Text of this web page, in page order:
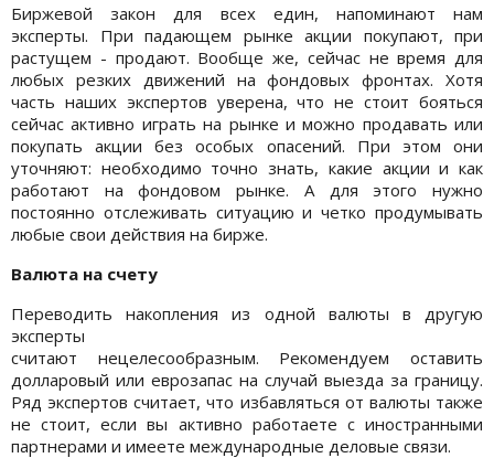
Биржевой закон для всех един, напоминают нам
эксперты. При падающем рынке акции покупают, при
растущем - продают. Вообще же, сейчас не время для
любых резких движений на фондовых фронтах. Хотя
часть наших экспертов уверена, что не стоит бояться
сейчас активно играть на рынке и можно продавать или
покупать акции без особых опасений. При этом они
уточняют: необходимо точно знать, какие акции и как
работают на фондовом рынке. А для этого нужно
постоянно отслеживать ситуацию и четко продумывать
любые свои действия на бирже.
Валюта на счету
Переводить накопления из одной валюты в другую
эксперты
считают нецелесообразным. Рекомендуем оставить
долларовый или еврозапас на случай выезда за границу.
Ряд экспертов считает, что избавляться от валюты также
не стоит, если вы активно работаете с иностранными
партнерами и имеете международные деловые связи.